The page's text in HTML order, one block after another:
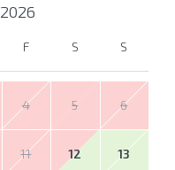
2026
F S S
4 5 6
11 12 13